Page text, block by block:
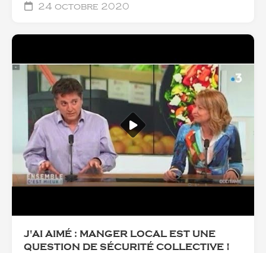
24 octobre 2020
J'AI AIMÉ : MANGER LOCAL EST UNE
QUESTION DE SÉCURITÉ COLLECTIVE !